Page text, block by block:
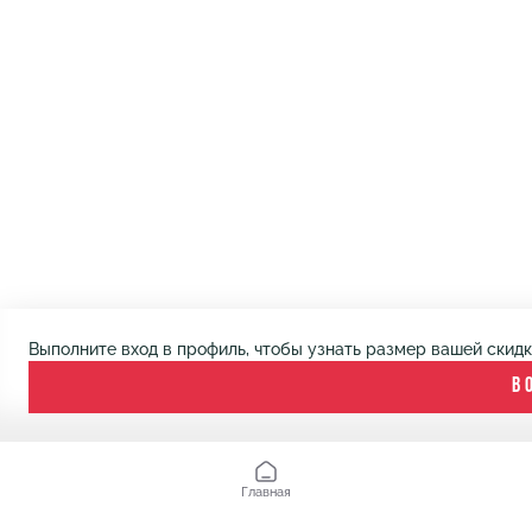
Выполните вход в профиль, чтобы узнать размер вашей
Главная